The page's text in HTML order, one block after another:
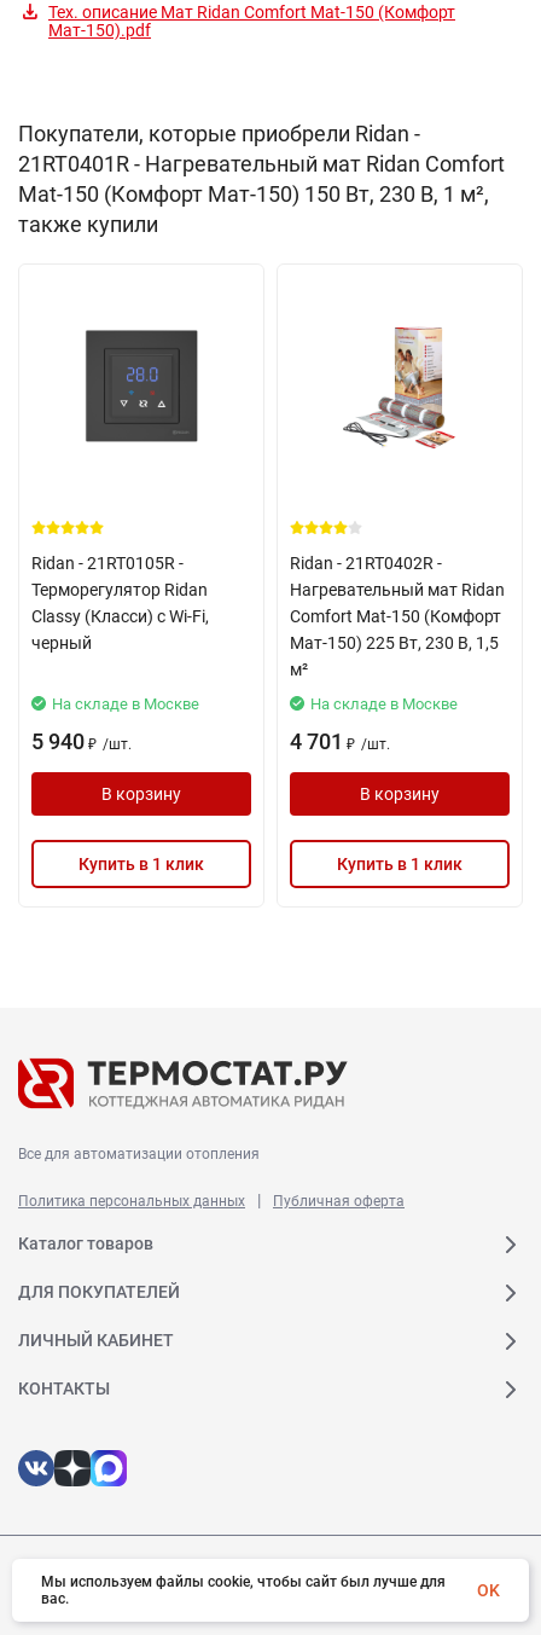
Тех. описание Мат Ridan Comfort Mat-150 (Комфорт
Мат-150).pdf
Покупатели, которые приобрели Ridan -
21RT0401R - Нагревательный мат Ridan Comfort
Mat-150 (Комфорт Мат-150) 150 Вт, 230 В, 1 м²,
также купили
Ridan - 21RT0105R -
Терморегулятор Ridan
Classy (Класси) с Wi-Fi,
черный
На складе в Москве
5 940 ₽ /шт.
В корзину
Купить в 1 клик
Ridan - 21RT0402R -
Нагревательный мат Ridan
Comfort Mat-150 (Комфорт
Мат-150) 225 Вт, 230 В, 1,5
м²
На складе в Москве
4 701 ₽ /шт.
В корзину
Купить в 1 клик
Все для автоматизации отопления
Политика персональных данных | Публичная оферта
Каталог товаров
ДЛЯ ПОКУПАТЕЛЕЙ
ЛИЧНЫЙ КАБИНЕТ
КОНТАКТЫ
© 2026 Ридан. Все права защищены
Мы используем файлы cookie, чтобы сайт был лучше для
вас.
OK